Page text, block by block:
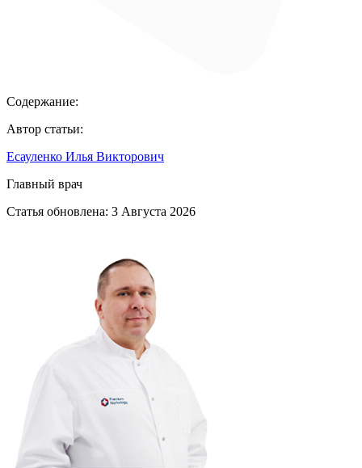
Содержание:
Автор статьи:
Есауленко Илья Викторович
Главный врач
Статья обновлена: 3 Августа 2026